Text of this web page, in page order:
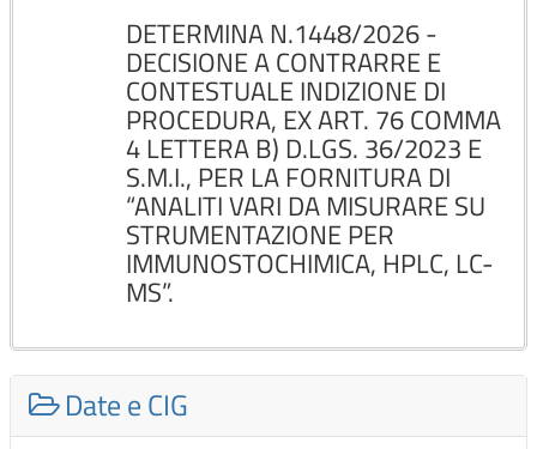
DETERMINA N.1448/2026 -
DECISIONE A CONTRARRE E
CONTESTUALE INDIZIONE DI
PROCEDURA, EX ART. 76 COMMA
4 LETTERA B) D.LGS. 36/2023 E
S.M.I., PER LA FORNITURA DI
“ANALITI VARI DA MISURARE SU
STRUMENTAZIONE PER
IMMUNOSTOCHIMICA, HPLC, LC-
MS”.
Date e CIG